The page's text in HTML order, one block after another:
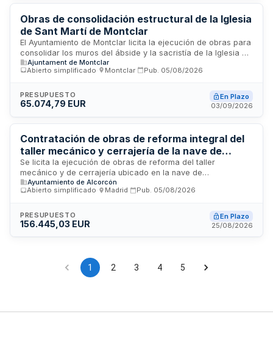
medioambiental, así como prescripciones técnicas, de
seguridad y plazos de ejecución.
Obras de consolidación estructural de la Iglesia
de Sant Martí de Montclar
El Ayuntamiento de Montclar licita la ejecución de obras para
consolidar los muros del ábside y la sacristía de la Iglesia de
Sant Martí. Los trabajos comprenden refuerzos estructurales
mediante micropilones y recalce de cimientos en este
fonamentación profunda y cobertura de voltes del mismo
material.
Ajuntament de Montclar
Abierto simplificado
Montclar Pub. 05/08/2026
PRESUPUESTO
65.074,79 EUR
En Plazo
03/09/2026
Contratación de obras de reforma integral del
taller mecánico y cerrajería de la nave de
mantenimiento municipal
Se licita la ejecución de obras de reforma del taller
mecánico y de cerrajería ubicado en la nave de
mantenimiento municipal. El proyecto técnico, redactado por
arquitecto profesional colegiado, define los trabajos a
la correcta ejecución técnica de todas las fases. La
dirección facultativa de las obras corre a cargo del
presupuesto detallado y mediciones establecidas en la
documentación técnica del proyecto.
Ayuntamiento de Alcorcón
Abierto simplificado
Madrid Pub. 05/08/2026
PRESUPUESTO
156.445,03 EUR
En Plazo
25/08/2026
1 2 3 4 5